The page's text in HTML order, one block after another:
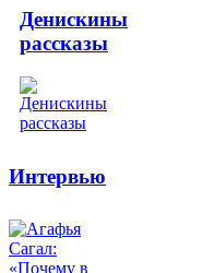
Денискины
рассказы
Интервью